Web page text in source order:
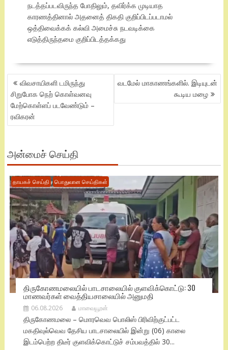
நடத்தப்படவிருந்த போதிலும், தவிர்க்க முடியாத
காரணத்தினால் அதனைத் திகதி குறிப்பிடப்படாமல்
ஒத்திவைக்கக் கல்வி அமைச்சு நடவடிக்கை
எடுத்திருந்தமை குறிப்பிடத்தக்கது
POST
NAVIGATION
விவசாயிகளி டமிருந்து
சிறுபோக நெற் கொள்வனவு
மேற்கொள்ளப் படவேண்டும் –
ரவிகரன்
வடமேல் மாகாணங்களில். இடியுடன்
கூடிய மழை
அன்மைச் செய்தி
தாயகச் செய்தி பொதுவான செய்திகள்
திருகோணமலையில் பாடசாலையில் குளவிக்கொட்டு: 30
மாணவர்கள் வைத்தியசாலையில் அனுமதி
06.08.2026 மாவையூரன்
திருகோணமலை – மொரவெவ பொலிஸ் பிரிவிற்குட்பட்ட
மகதிவுல்வெவ தேசிய பாடசாலையில் இன்று (06) காலை
இடம்பெற்ற திடீர் குளவிக்கொட்டுச் சம்பவத்தில் 30...